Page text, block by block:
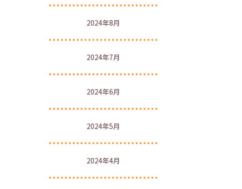
2024年8月
2024年7月
2024年6月
2024年5月
2024年4月